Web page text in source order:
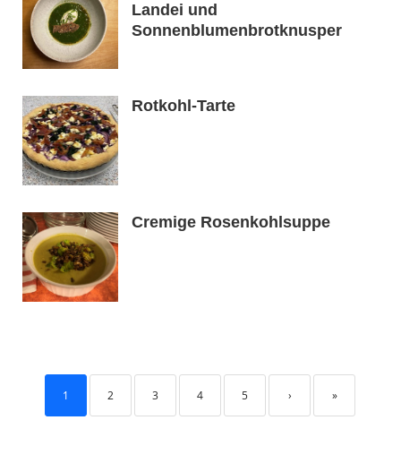
Landei und
Sonnenblumenbrotknusper
Rotkohl-Tarte
Cremige Rosenkohlsuppe
1 2 3 4 5 › »